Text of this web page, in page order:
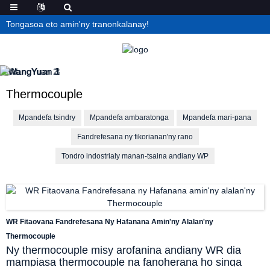
Tongasoa eto amin'ny tranonkalanay!
Thermocouple
Mpandefa tsindry Mpandefa ambaratonga Mpandefa mari-pana
Fandrefesana ny fikorianan'ny rano
Tondro indostrialy manan-tsaina andiany WP
WR Fitaovana Fandrefesana Ny Hafanana Amin'ny Alalan'ny
Thermocouple
Ny thermocouple misy arofanina andiany WR dia
mampiasa thermocouple na fanoherana ho singa